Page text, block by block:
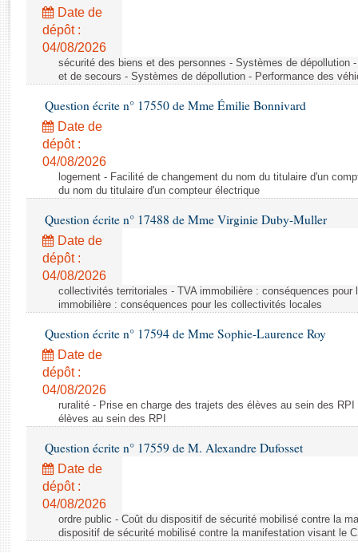
Rapports législatifs
Rapports sur l'application des lois
Baromètre de l’application des lois
Dossiers législatifs
Budget et sécurité sociale
Questions écrites et orales
Comptes rendus des débats
Date de
dépôt :
04/08/2026
sécurité des biens et des personnes - Systèmes de dépollution
et de secours - Systèmes de dépollution - Performance des
Question écrite n° 17550 de Mme Émilie Bonnivard
Date de
dépôt :
04/08/2026
logement - Facilité de changement du nom du titulaire d'un
du nom du titulaire d'un compteur électrique
Question écrite n° 17488 de Mme Virginie Duby-Muller
Date de
dépôt :
04/08/2026
collectivités territoriales - TVA immobilière : conséquences
immobilière : conséquences pour les collectivités locales
Question écrite n° 17594 de Mme Sophie-Laurence Roy
Date de
dépôt :
04/08/2026
ruralité - Prise en charge des trajets des élèves au sein des
élèves au sein des RPI
Question écrite n° 17559 de M. Alexandre Dufosset
Date de
dépôt :
04/08/2026
ordre public - Coût du dispositif de sécurité mobilisé contre la
dispositif de sécurité mobilisé contre la manifestation visant le